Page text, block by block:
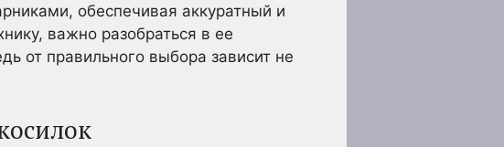
обеспечивая аккуратный и
важно разобраться в ее
от правильного выбора зависит не